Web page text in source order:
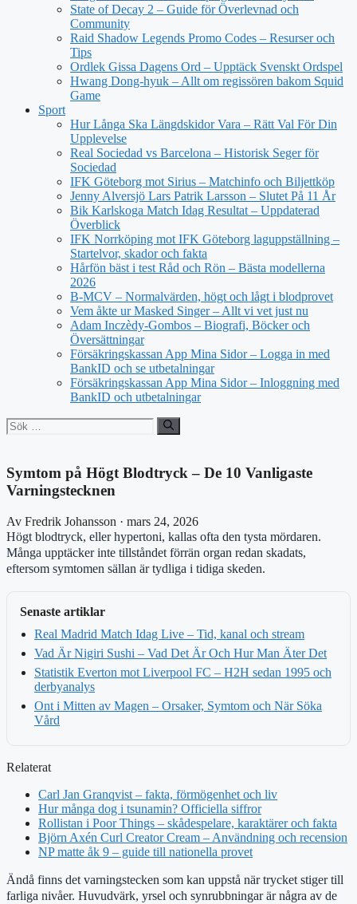
State of Decay 2 – Guide för Överlevnad och
Community
Raid Shadow Legends Promo Codes – Resurser och
Tips
Ordlek Gissa Dagens Ord – Upptäck Svenskt Ordspel
Hwang Dong-hyuk – Allt om regissören bakom Squid
Game
Sport
Hur Långa Ska Längdskidor Vara – Rätt Val För Din
Upplevelse
Real Sociedad vs Barcelona – Historisk Seger för
Sociedad
IFK Göteborg mot Sirius – Matchinfo och Biljettköp
Jenny Alversjö Lars Patrik Larsson – Slutet På 11 År
Bik Karlskoga Match Idag Resultat – Uppdaterad
Överblick
IFK Norrköping mot IFK Göteborg laguppställning –
Startelvor, skador och fakta
Hårfön bäst i test Råd och Rön – Bästa modellerna
2026
B-MCV – Normalvärden, högt och lågt i blodprovet
Vem åkte ur Masked Singer – Allt vi vet just nu
Adam Inczèdy-Gombos – Biografi, Böcker och
Översättningar
Försäkringskassan App Mina Sidor – Logga in med
BankID och se utbetalningar
Försäkringskassan App Mina Sidor – Inloggning med
BankID och utbetalningar
Sök
efter:
Symtom på Högt Blodtryck – De 10 Vanligaste
Varningstecknen
Av Fredrik Johansson · mars 24, 2026
Högt blodtryck, eller hypertoni, kallas ofta den tysta mördaren.
Många upptäcker inte tillståndet förrän organ redan skadats,
eftersom symtomen sällan är tydliga i tidiga skeden.
Senaste artiklar
Real Madrid Match Idag Live – Tid, kanal och stream
Vad Är Nigiri Sushi – Vad Det Är Och Hur Man Äter Det
Statistik Everton mot Liverpool FC – H2H sedan 1995 och
derbyanalys
Ont i Mitten av Magen – Orsaker, Symtom och När Söka
Vård
Relaterat
Carl Jan Granqvist – fakta, förmögenhet och liv
Hur många dog i tsunamin? Officiella siffror
Rollistan i Poor Things – skådespelare, karaktärer och fakta
Björn Axén Curl Creator Cream – Användning och recension
NP matte åk 9 – guide till nationella provet
Ändå finns det varningstecken som kan uppstå när trycket stiger till
farliga nivåer. Huvudvärk, yrsel och synrubbningar är några av de